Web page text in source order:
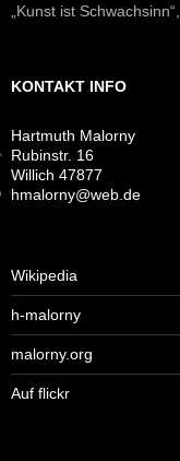
„Kunst ist
KONTAKT INFO
Hartmuth Malorny
Rubinstr. 16
Willich 47877
hmalorny@web.de
Wikipedia
h-malorny
malorny.org
Auf flickr